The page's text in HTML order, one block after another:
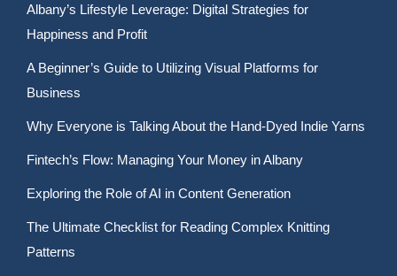
Albany’s Lifestyle Leverage: Digital Strategies for
Happiness and Profit
A Beginner’s Guide to Utilizing Visual Platforms for
Business
Why Everyone is Talking About the Hand-Dyed Indie Yarns
Fintech’s Flow: Managing Your Money in Albany
Exploring the Role of AI in Content Generation
The Ultimate Checklist for Reading Complex Knitting
Patterns